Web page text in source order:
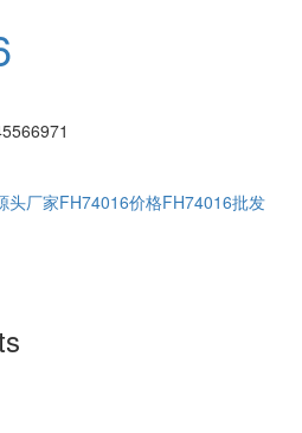
头厂家FH74016价格FH74016批发